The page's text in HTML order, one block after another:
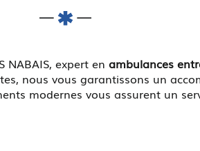
NABAIS, expert enambulances
nous vous garantissons un
modernes vous assurent un